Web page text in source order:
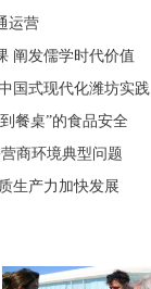
运营
阐发儒学时代价值
国式现代化潍坊实践
餐桌”的食品安全
商环境典型问题
生产力加快发展